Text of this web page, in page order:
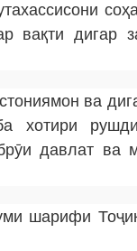
вақти дигар
ва
хотири
давлат ва
шарифи